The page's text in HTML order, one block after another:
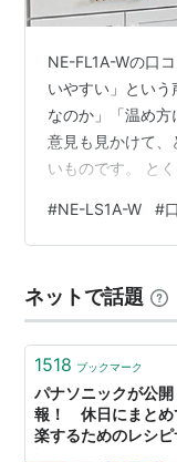
休部）、バレーボ
使われるほか、
イル」から「パナ
ガンバ大阪
もJリ
大阪」と冠してい
たナショナルのブ
出荷・発売された
ックブランドへ移
また、社名に「ナ
会社・団体の中に
ック電工 」のよう
NE-FL1A-Wの口
いやすい」とい
なのか」「温め
意見も見かけて
いものです。 と
足度を大きく左右
べて見るのでは
大切です。 この
ンジNE-FL1A-W
をやさしくまとめ
#NE-LS1A-W #
ネットで話題
1518 ブックマーク
パナソニックが公
報！ 休日にまとめ
楽するためのレシ